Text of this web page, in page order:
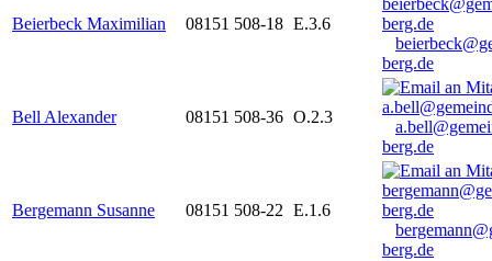
Beierbeck Maximilian 08151 508-18 E.3.6
berg.de
Bell Alexander 08151 508-36 O.2.3
berg.de
Bergemann Susanne 08151 508-22 E.1.6
berg.de